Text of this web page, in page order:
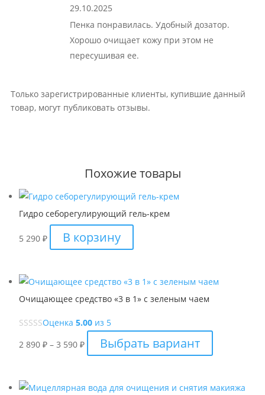
29.10.2025
Пенка понравилась. Удобный дозатор.
Хорошо очищает кожу при этом не
пересушивая ее.
Только зарегистрированные клиенты, купившие данный
товар, могут публиковать отзывы.
Похожие товары
Гидро себорегулирующий гель-крем
5 290 ₽ В корзину
Очищающее средство «3 в 1» с зеленым чаем
Оценка 5.00из 5
2 890 ₽ – 3 590 ₽Диапазон
цен:
890 ₽
Выбрать вариант
товар
несколько